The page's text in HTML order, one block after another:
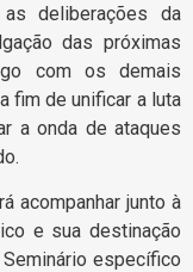
as deliberações da
das próximas
com os demais
fim de unificar a luta
a onda de ataques
acompanhar junto à
e sua destinação
específico